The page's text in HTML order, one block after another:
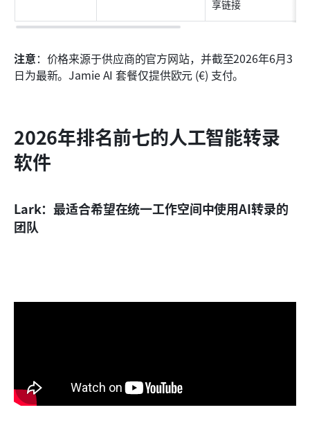
享链接
注意：价格来源于供应商的官方网站，并截至2026年6月3
日为最新。Jamie AI 套餐仅提供欧元 (€) 支付。
2026年排名前七的人工智能转录
软件
Lark：最适合希望在统一工作空间中使用AI转录的
团队